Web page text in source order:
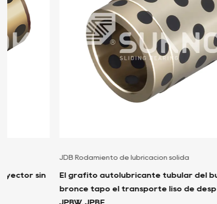
JDB Rodamiento de lubricación sólida
El grafito autolubricante tubular del buje de
bronce tapó el transporte liso de desplazamiento